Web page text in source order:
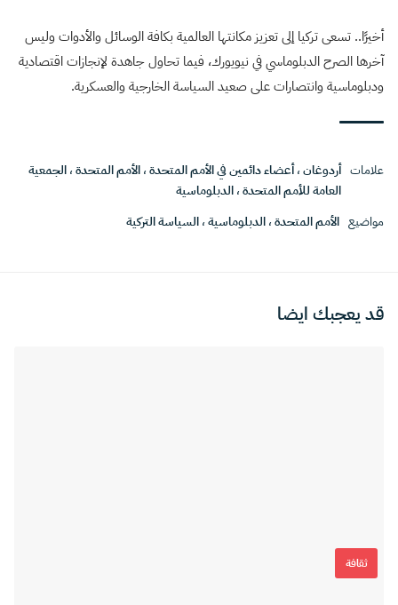
أخيرًا.. تسعى تركيا إلى تعزيز مكانتها العالمية بكافة الوسائل والأدوات وليس
آخرها الصرح الدبلوماسي في نيويورك، فيما تحاول جاهدة لإنجازات اقتصادية
ودبلوماسية وانتصارات على صعيد السياسة الخارجية والعسكرية.
علامات أردوغان،أعضاء دائمين في الأمم المتحدة،الأمم المتحدة،الجمعية
العامة للأمم المتحدة،الدبلوماسية
مواضيع الأمم المتحدة،الدبلوماسية،السياسة التركية
قد يعجبك ايضا
ثقافة